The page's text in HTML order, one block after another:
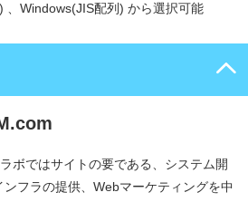
、Windows(JIS配列) から選択可能
ボではサイトの要である、システム開
フラの提供、Webマーケティングを中